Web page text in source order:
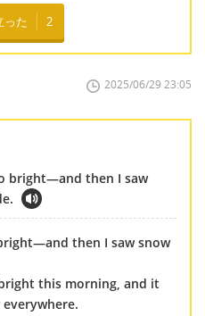
った 2
2025/06/29 23:05
bright—and then I saw
then I saw snow
this morning, and it